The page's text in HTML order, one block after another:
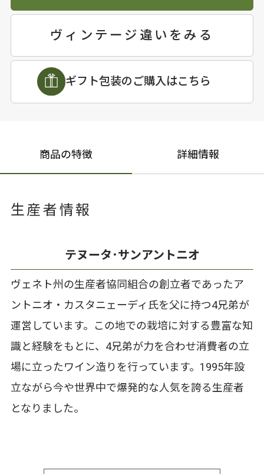
ヴィンテージ違いをみる
ギフト包装のご購入はこちら
商品の特徴 詳細情報
生産者情報
テヌータ･サンアントニオ
ヴェネト州の生産者協同組合の創立者であったア
ントニオ・カスタニェーディ氏を父に持つ4兄弟が
運営しています。この地での栽培に対する豊富な知
識と経験をもとに、4兄弟が力を合わせ消費者の立
場に立ったワイン造りを行っています。1995年設
立ながら今や世界中で爆発的な人気を誇る生産者
となりました。